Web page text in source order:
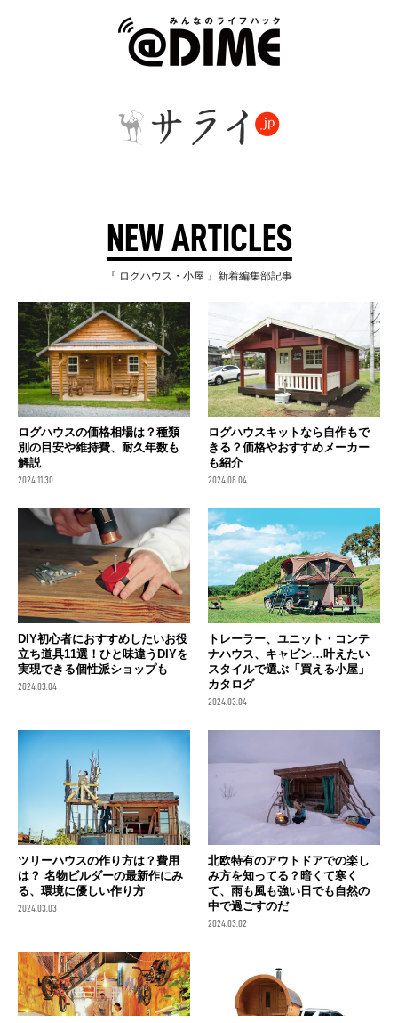
NEW ARTICLES
『 ログハウス・小屋 』新着編集部記事
ログハウスの価格相場は？種類
別の目安や維持費、耐久年数も
解説
2024.11.30
ログハウスキットなら自作もで
きる？価格やおすすめメーカー
も紹介
2024.08.04
DIY初心者におすすめしたいお役
立ち道具11選！ひと味違うDIYを
実現できる個性派ショップも
2024.03.04
トレーラー、ユニット・コンテ
ナハウス、キャビン…叶えたい
スタイルで選ぶ「買える小屋」
カタログ
2024.03.04
ツリーハウスの作り方は？費用
は？ 名物ビルダーの最新作にみ
る、環境に優しい作り方
2024.03.03
北欧特有のアウトドアでの楽し
み方を知ってる？暗くて寒く
て、雨も風も強い日でも自然の
中で過ごすのだ
2024.03.02